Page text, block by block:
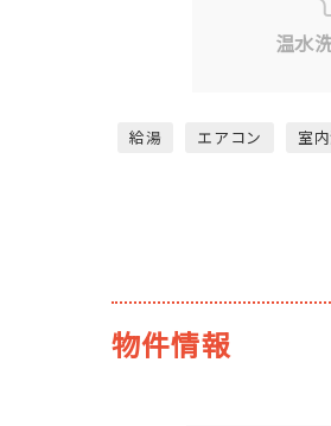
温水
給湯 エアコン 室
物件情報